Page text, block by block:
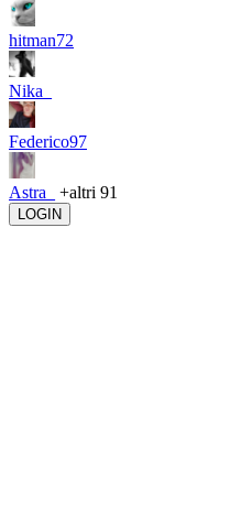
hitman72
Nika_
Federico97
Astra_ +altri 91
LOGIN